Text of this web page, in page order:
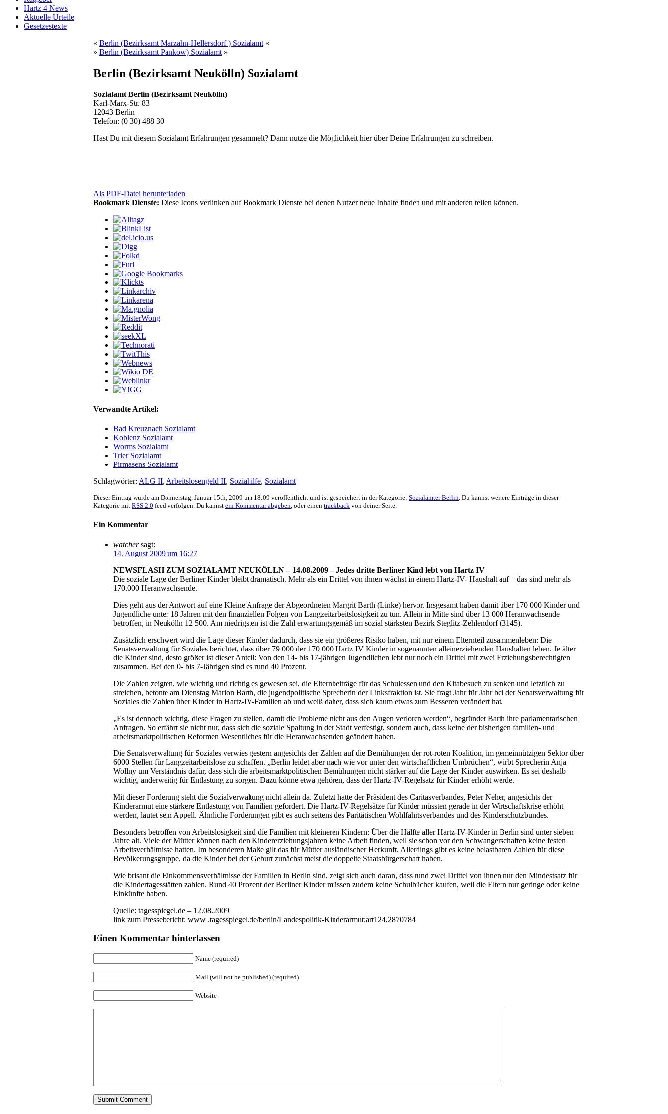
Hartz 4 News
Aktuelle Urteile
Gesetzestexte
« Berlin (Bezirksamt Marzahn-Hellersdorf ) Sozialamt «
» Berlin (Bezirksamt Pankow) Sozialamt »
Berlin (Bezirksamt Neukölln) Sozialamt
Sozialamt Berlin (Bezirksamt Neukölln)
Karl-Marx-Str. 83
12043 Berlin
Telefon: (0 30) 488 30
Hast Du mit diesem Sozialamt Erfahrungen gesammelt? Dann nutze die Möglichkeit hier über Deine Erfahrungen zu schreiben.
Als PDF-Datei herunterladen
Bookmark Dienste: Diese Icons verlinken auf Bookmark Dienste bei denen Nutzer neue Inhalte finden und mit anderen teilen können.
Verwandte Artikel:
Bad Kreuznach Sozialamt
Koblenz Sozialamt
Worms Sozialamt
Trier Sozialamt
Pirmasens Sozialamt
Schlagwörter: ALG II, Arbeitslosengeld II, Soziahilfe, Sozialamt
Dieser Eintrag wurde am Donnerstag, Januar 15th, 2009 um 18:09 veröffentlicht und ist gespeichert in der Kategorie: Sozialämter Berlin. Du kannst weitere Einträge in dieser
Kategorie mit RSS 2.0 feed verfolgen. Du kannst ein Kommentar abgeben, oder einen trackback von deiner Seite.
Ein Kommentar
watcher sagt:
14. August 2009 um 16:27
NEWSFLASH ZUM SOZIALAMT NEUKÖLLN – 14.08.2009 – Jedes dritte Berliner Kind lebt von Hartz IV
Die soziale Lage der Berliner Kinder bleibt dramatisch. Mehr als ein Drittel von ihnen wächst in einem Hartz-IV- Haushalt auf – das sind mehr als
170.000 Heranwachsende.
Dies geht aus der Antwort auf eine Kleine Anfrage der Abgeordneten Margrit Barth (Linke) hervor. Insgesamt haben damit über 170 000 Kinder und
Jugendliche unter 18 Jahren mit den finanziellen Folgen von Langzeitarbeitslosigkeit zu tun. Allein in Mitte sind über 13 000 Heranwachsende
betroffen, in Neukölln 12 500. Am niedrigsten ist die Zahl erwartungsgemäß im sozial stärksten Bezirk Steglitz-Zehlendorf (3145).
Zusätzlich erschwert wird die Lage dieser Kinder dadurch, dass sie ein größeres Risiko haben, mit nur einem Elternteil zusammenleben: Die
Senatsverwaltung für Soziales berichtet, dass über 79 000 der 170 000 Hartz-IV-Kinder in sogenannten alleinerziehenden Haushalten leben. Je älter
die Kinder sind, desto größer ist dieser Anteil: Von den 14- bis 17-jährigen Jugendlichen lebt nur noch ein Drittel mit zwei Erziehungsberechtigten
zusammen. Bei den 0- bis 7-Jährigen sind es rund 40 Prozent.
Die Zahlen zeigten, wie wichtig und richtig es gewesen sei, die Elternbeiträge für das Schulessen und den Kitabesuch zu senken und letztlich zu
streichen, betonte am Dienstag Marion Barth, die jugendpolitische Sprecherin der Linksfraktion ist. Sie fragt Jahr für Jahr bei der Senatsverwaltung für
Soziales die Zahlen über Kinder in Hartz-IV-Familien ab und weiß daher, dass sich kaum etwas zum Besseren verändert hat.
„Es ist dennoch wichtig, diese Fragen zu stellen, damit die Probleme nicht aus den Augen verloren werden“, begründet Barth ihre parlamentarischen
Anfragen. So erfährt sie nicht nur, dass sich die soziale Spaltung in der Stadt verfestigt, sondern auch, dass keine der bisherigen familien- und
arbeitsmarktpolitischen Reformen Wesentliches für die Heranwachsenden geändert haben.
Die Senatsverwaltung für Soziales verwies gestern angesichts der Zahlen auf die Bemühungen der rot-roten Koalition, im gemeinnützigen Sektor über
6000 Stellen für Langzeitarbeitslose zu schaffen. „Berlin leidet aber nach wie vor unter den wirtschaftlichen Umbrüchen“, wirbt Sprecherin Anja
Wollny um Verständnis dafür, dass sich die arbeitsmarktpolitischen Bemühungen nicht stärker auf die Lage der Kinder auswirken. Es sei deshalb
wichtig, anderweitig für Entlastung zu sorgen. Dazu könne etwa gehören, dass der Hartz-IV-Regelsatz für Kinder erhöht werde.
Mit dieser Forderung steht die Sozialverwaltung nicht allein da. Zuletzt hatte der Präsident des Caritasverbandes, Peter Neher, angesichts der
Kinderarmut eine stärkere Entlastung von Familien gefordert. Die Hartz-IV-Regelsätze für Kinder müssten gerade in der Wirtschaftskrise erhöht
werden, lautet sein Appell. Ähnliche Forderungen gibt es auch seitens des Paritätischen Wohlfahrtsverbandes und des Kinderschutzbundes.
Besonders betroffen von Arbeitslosigkeit sind die Familien mit kleineren Kindern: Über die Hälfte aller Hartz-IV-Kinder in Berlin sind unter sieben
Jahre alt. Viele der Mütter können nach den Kindererziehungsjahren keine Arbeit finden, weil sie schon vor den Schwangerschaften keine festen
Arbeitsverhältnisse hatten. Im besonderen Maße gilt das für Mütter ausländischer Herkunft. Allerdings gibt es keine belastbaren Zahlen für diese
Bevölkerungsgruppe, da die Kinder bei der Geburt zunächst meist die doppelte Staatsbürgerschaft haben.
Wie brisant die Einkommensverhältnisse der Familien in Berlin sind, zeigt sich auch daran, dass rund zwei Drittel von ihnen nur den Mindestsatz für
die Kindertagesstätten zahlen. Rund 40 Prozent der Berliner Kinder müssen zudem keine Schulbücher kaufen, weil die Eltern nur geringe oder keine
Einkünfte haben.
Quelle: tagesspiegel.de – 12.08.2009
link zum Pressebericht: www .tagesspiegel.de/berlin/Landespolitik-Kinderarmut;art124,2870784
Einen Kommentar hinterlassen
Name (required)
Mail (will not be published) (required)
Website